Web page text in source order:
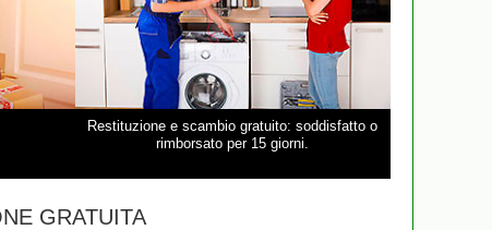
Restituzione e scambio gratuito: soddisfatto o
rimborsato per 15 giorni.
GRATUITA